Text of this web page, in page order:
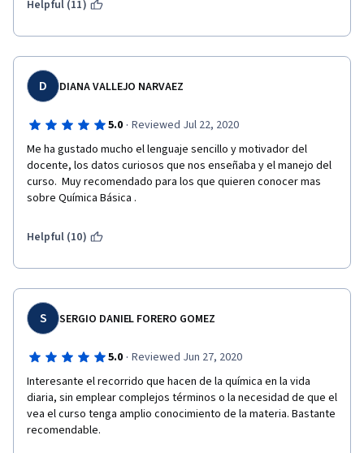
Helpful (11)
D DIANA VALLEJO NARVAEZ
5.0 · Reviewed Jul 22, 2020
Me ha gustado mucho el lenguaje sencillo y motivador del
docente, los datos curiosos que nos enseñaba y el manejo del
curso.  Muy recomendado para los que quieren conocer mas
sobre Química Básica .
Helpful (10)
S SERGIO DANIEL FORERO GOMEZ
5.0 · Reviewed Jun 27, 2020
Interesante el recorrido que hacen de la química en la vida
diaria, sin emplear complejos términos o la necesidad de que el
vea el curso tenga amplio conocimiento de la materia. Bastante
recomendable.